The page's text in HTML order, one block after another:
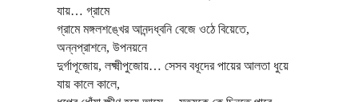
যায়… গ্রামে
গ্রামে মঙ্গলশঙ্খের আনন্দধ্বনি বেজে ওঠে বিয়েতে,
অন্নপ্রাশনে, উপনয়নে
দুর্গাপূজোয়, লক্ষ্মীপুজোয়… সেসব বধূদের পায়ের আলতা ধুয়ে
যায় কালে কালে,